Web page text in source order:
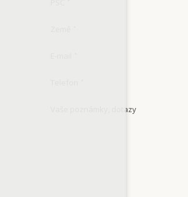
Vaše poznámky, dotazy